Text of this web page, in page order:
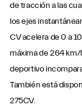
de tracción a las
los ejes
CV acelera de 0 a
máxima de 264
deportivo
También está
275CV.